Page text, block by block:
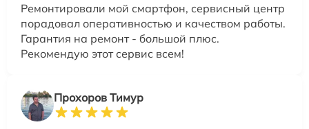
Ремонтировали мой смартфон, сервисный центр
порадовал оперативностью и качеством работы.
Гарантия на ремонт - большой плюс.
Рекомендую этот сервис всем!
Прохоров Тимур